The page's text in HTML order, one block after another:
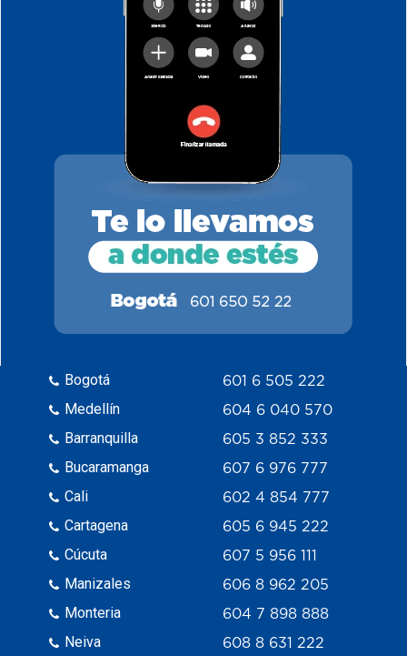
Bogotá
Medellín
Barranquilla
Bucaramanga
Cali
Cartagena
Cúcuta
Manizales
Monteria
Neiva
601 6 505 222
604 6 040 570
605 3 852 333
607 6 976 777
602 4 854 777
605 6 945 222
607 5 956 111
606 8 962 205
604 7 898 888
608 8 631 222